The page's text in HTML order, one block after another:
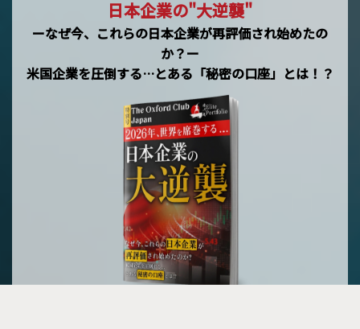
日本企業の"大逆襲"
ーなぜ今、これらの日本企業が再評価され始めたの
か？ー
米国企業を圧倒する…とある「秘密の口座」とは！？